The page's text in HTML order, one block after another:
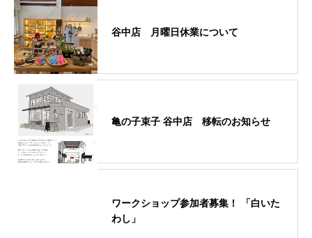
谷中店 月曜日休業について
亀の子束子 谷中店 移転のお知らせ
ワークショップ参加者募集！ 「白いた
わし」